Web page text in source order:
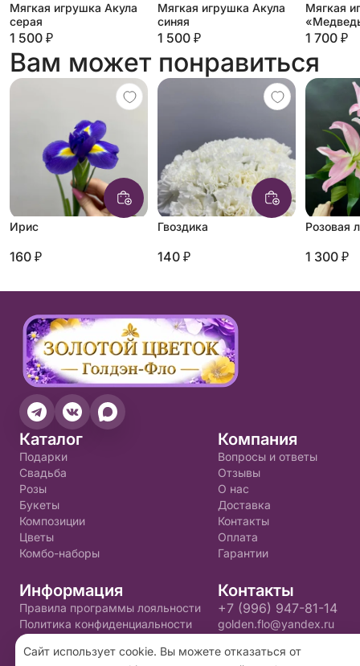
Мягкая игрушка Акула
серая
1 500 ₽
Мягкая игрушка Акула
синяя
1 500 ₽
Мягкая
1 700 ₽
Вам может понравиться
Ирис
160 ₽
Гвоздика
140 ₽
Розовая
1 300 ₽
Каталог
Подарки
Свадьба
Розы
Букеты
Композиции
Цветы
Комбо-наборы
Компания
Вопросы и ответы
Отзывы
О нас
Доставка
Контакты
Оплата
Гарантии
Информация
Правила программы лояльности
Политика конфиденциальности
Пользовательское соглашение
Контакты
+7 (996) 947-81-14
golden.flo@yandex.ru
Сайт использует cookie. Вы можете отказаться от